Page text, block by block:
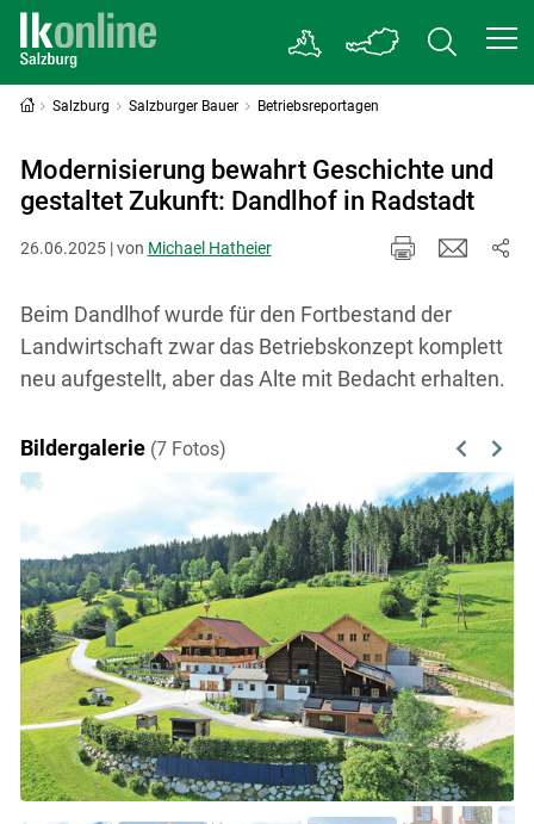
Salzburg Salzburger Bauer Betriebsreportagen
Modernisierung bewahrt Geschichte und
gestaltet Zukunft: Dandlhof in Radstadt
26.06.2025 | von Michael Hatheier
Beim Dandlhof wurde für den Fortbestand der
Landwirtschaft zwar das Betriebskonzept komplett
neu aufgestellt, aber das Alte mit Bedacht erhalten.
Bildergalerie (7 Fotos) Previous
Next